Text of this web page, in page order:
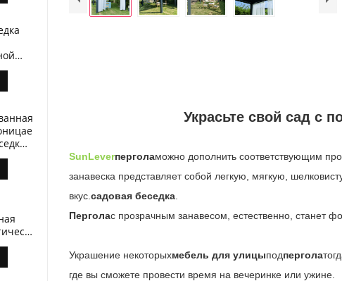
Украсьте свой сад с
SunLeverперголаможно дополнить соответствующим
занавеска представляет собой легкую, мягкую,
вкус. садовая беседка.
Перголас прозрачным занавесом, естественно, станет
Украшение некоторыхмебель для улицыподпергола
где вы сможете провести время на вечеринке или ужине.